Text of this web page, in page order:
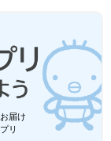
届け
リ